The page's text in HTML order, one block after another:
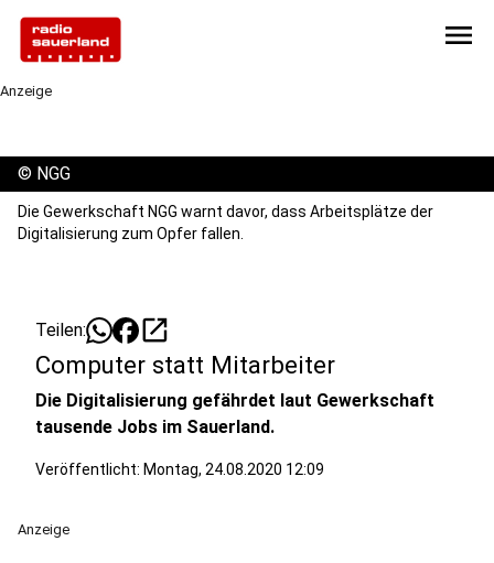
menu
Anzeige
© NGG
Die Gewerkschaft NGG warnt davor, dass Arbeitsplätze der
Digitalisierung zum Opfer fallen.
Teilen: open_in_new
Computer statt Mitarbeiter
Die Digitalisierung gefährdet laut Gewerkschaft
tausende Jobs im Sauerland.
Veröffentlicht: Montag, 24.08.2020 12:09
Anzeige